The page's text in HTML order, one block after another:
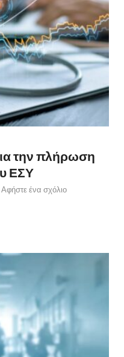
την πλήρωση
ΕΣΥ
Αφήστε ένα σχόλιο